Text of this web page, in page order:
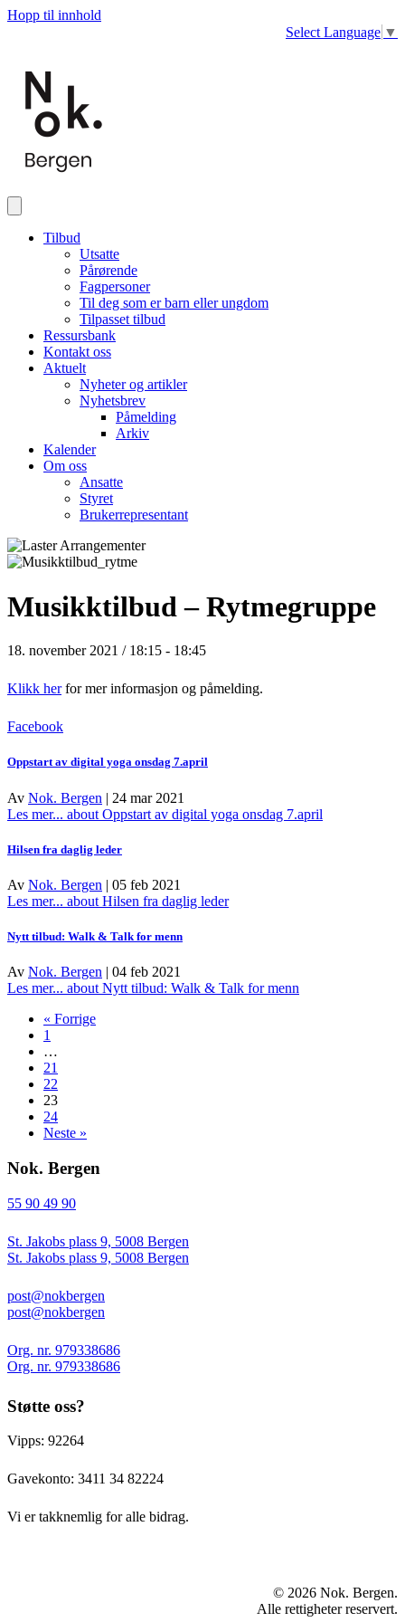
Hopp til innhold
Select Language ▼
Tilbud
Utsatte
Pårørende
Fagpersoner
Til deg som er barn eller ungdom
Tilpasset tilbud
Ressursbank
Kontakt oss
Aktuelt
Nyheter og artikler
Nyhetsbrev
Påmelding
Arkiv
Kalender
Om oss
Ansatte
Styret
Brukerrepresentant
Musikktilbud – Rytmegruppe
18. november 2021 / 18:15 - 18:45
Klikk herfor mer informasjon og påmelding.
Facebook
Oppstart av digital yoga onsdag 7.april
Av Nok. Bergen | 24 mar 2021
Les mer... about Oppstart av digital yoga onsdag 7.april
Hilsen fra daglig leder
Av Nok. Bergen | 05 feb 2021
Les mer... about Hilsen fra daglig leder
Nytt tilbud: Walk & Talk for menn
Av Nok. Bergen | 04 feb 2021
Les mer... about Nytt tilbud: Walk & Talk for menn
« Forrige
1
…
21
22
23
24
Neste »
Nok. Bergen
55 90 49 90
St. Jakobs plass 9, 5008 Bergen
St. Jakobs plass 9, 5008 Bergen
post@nokbergen
post@nokbergen
Org. nr. 979338686
Org. nr. 979338686
Støtte oss?
Vipps: 92264
Gavekonto: 3411 34 82224
Vi er takknemlig for alle bidrag.
© 2026 Nok. Bergen.
Alle rettigheter reservert.